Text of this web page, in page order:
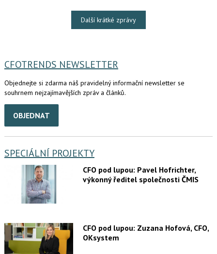
Další krátké zprávy
CFOTRENDS NEWSLETTER
Objednejte si zdarma náš pravidelný informační newsletter se
souhrnem nejzajímavějších zpráv a článků.
OBJEDNAT
SPECIÁLNÍ PROJEKTY
CFO pod lupou: Pavel Hofrichter,
výkonný ředitel společnosti ČMIS
CFO pod lupou: Zuzana Hofová, CFO,
OKsystem